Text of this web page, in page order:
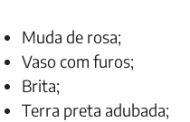
Muda de rosa;
Vaso com furos;
Brita;
Terra preta adubada;